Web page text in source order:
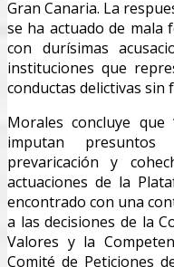
Gran Canaria. La
se ha actuado de mala
con durísimas
instituciones que
conductas delictivas sin
Morales concluye
imputan
prevaricación y
actuaciones de la
encontrado con una
a las decisiones de la
Valores y la
Comité de Peticiones